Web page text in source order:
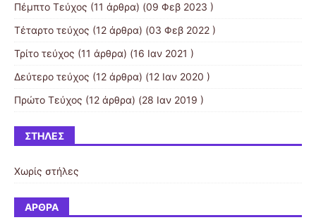
Πέμπτο Τεύχος (11 άρθρα) (09 Φεβ 2023 )
Τέταρτο τεύχος (12 άρθρα) (03 Φεβ 2022 )
Τρίτο τεύχος (11 άρθρα) (16 Ιαν 2021 )
Δεύτερο τεύχος (12 άρθρα) (12 Ιαν 2020 )
Πρώτο Τεύχος (12 άρθρα) (28 Ιαν 2019 )
ΣΤΉΛΕΣ
Χωρίς στήλες
ΆΡΘΡΑ